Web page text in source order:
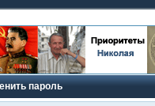
пароль